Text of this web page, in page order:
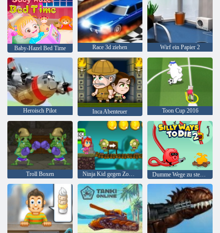
Baby-Hazel Bed Time Race 3d ziehen Wirf ein Papier 2
Heroisch Pilot Inca Abenteuer Toon Cup 2016
Troll Boxen Ninja Kid gegen Zombies Dumme Wege zu sterben 2